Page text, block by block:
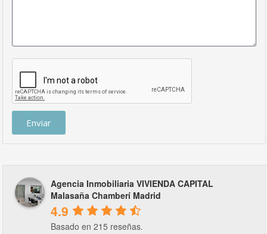
Enviar
Agencia Inmobiliaria VIVIENDA CAPITAL
Malasaña Chamberí Madrid
4.9
Basado en 215 reseñas.